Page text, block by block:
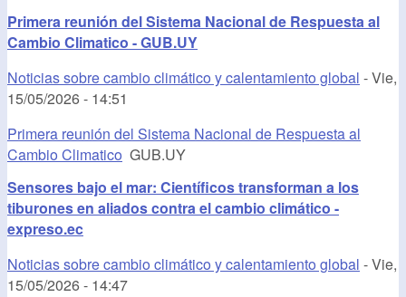
Primera reunión del Sistema Nacional de Respuesta al
Cambio Climatico - GUB.UY
Noticias sobre cambio climático y calentamiento global -Vie,
15/05/2026 - 14:51
Primera reunión del Sistema Nacional de Respuesta al
Cambio Climatico GUB.UY
Sensores bajo el mar: Científicos transforman a los
tiburones en aliados contra el cambio climático -
expreso.ec
Noticias sobre cambio climático y calentamiento global -Vie,
15/05/2026 - 14:47